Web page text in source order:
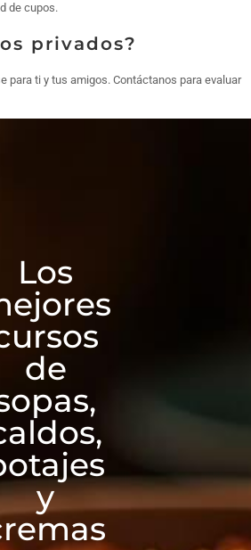
de cupos.
privados?
para ti y tus amigos. Contáctanos para evaluar
Los
de
y